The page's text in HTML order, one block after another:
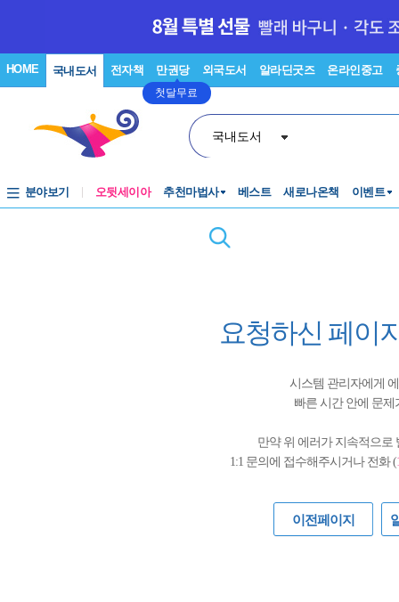
HOME 국내도서 전자책 만권당
첫달무료
외국도서 알라딘굿즈 온라인중고
국내도서
분야보기 오뒷세이아 추천마법사 베스트 새로나온책 이벤트
요청하신 페이
시스템 관리자에게
빠른 시간 안에 문
만약 위 에러가 지속적으로
1:1 문의에 접수해주시거나 전화 (
이전페이지